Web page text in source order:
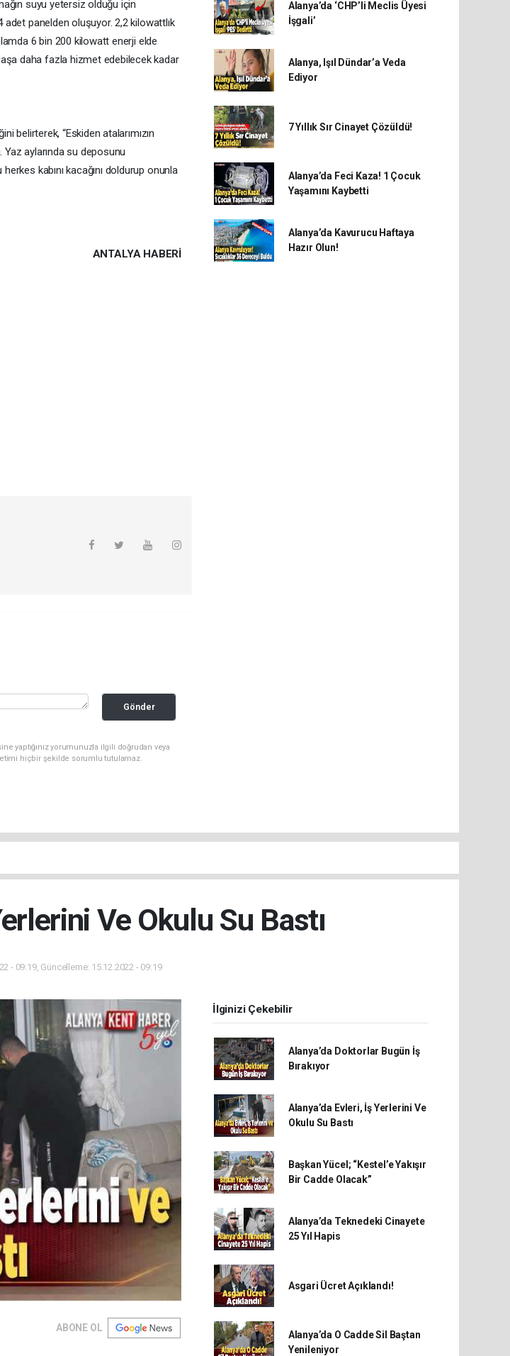
suyu yetersiz olduğu için
adet panelden oluşuyor. 2,2 kilowattlık
6 bin 200 kilowatt enerji elde
daha fazla hizmet edebilecek kadar
belirterek, “Eskiden atalarımızın
aylarında su deposunu
kabını kacağını doldurup onunla
ANTALYA HABERİ
Gönder
yaptığınız yorumunuzla ilgili doğrudan veya
hiçbir şekilde sorumlu tutulamaz.
Alanya’da ‘CHP’li Meclis Üyesi
İşgali’
Alanya, Işıl Dündar’a Veda
Ediyor
7 Yıllık Sır Cinayet Çözüldü!
Alanya’da Feci Kaza! 1 Çocuk
Yaşamını Kaybetti
Alanya’da Kavurucu Haftaya
Hazır Olun!
Ve Okulu Su Bastı
- 09:19, Güncelleme: 15.12.2022 - 09:19
ABONE OL
İlginizi Çekebilir
Alanya’da Doktorlar Bugün İş
Bırakıyor
Alanya’da Evleri, İş Yerlerini Ve
Okulu Su Bastı
Başkan Yücel; “Kestel’e Yakışır
Bir Cadde Olacak”
Alanya’da Teknedeki Cinayete
25 Yıl Hapis
Asgari Ücret Açıklandı!
Alanya’da O Cadde Sil Baştan
Yenileniyor